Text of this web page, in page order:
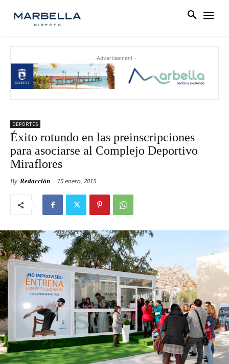
- Advertisement -
DEPORTES
Éxito rotundo en las preinscripciones
para asociarse al Complejo Deportivo
Miraflores
By Redacción 15 enero, 2015